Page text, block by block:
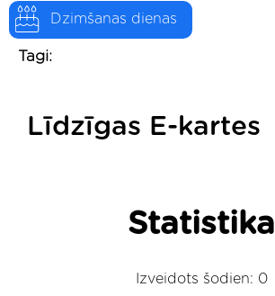
Dzimšanas dienas
Tagi:
Līdzīgas E-kartes
Statistika
Izveidots šodien: 0